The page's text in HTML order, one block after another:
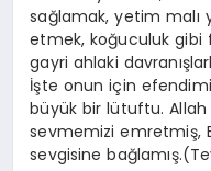
sağlamak, yetim malı
etmek, koğuculuk
gayri ahlaki
İşte onun için
büyük bir lütuftu. Allah
sevmemizi emretmiş,
sevgisine